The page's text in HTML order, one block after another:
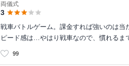
両儀式
3
戦車バトルゲーム。課金すれば強いのは
ピード感は…やはり戦車なので、慣れるま
99